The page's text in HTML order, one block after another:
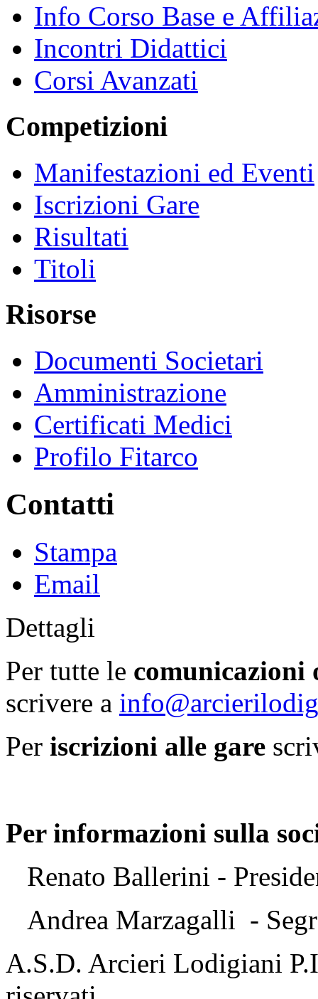
Info Corso Base e
Incontri Didattici
Corsi Avanzati
Competizioni
Manifestazioni ed Eventi
Iscrizioni Gare
Risultati
Titoli
Risorse
Documenti Societari
Amministrazione
Certificati Medici
Profilo Fitarco
Contatti
Stampa
Email
Dettagli
Per tutte le comunicazioni
scrivere a
Per iscrizioni alle gare
Per informazioni sulla
Renato Ballerini -
Andrea Marzagalli -
A.S.D. Arcieri Lodigiani